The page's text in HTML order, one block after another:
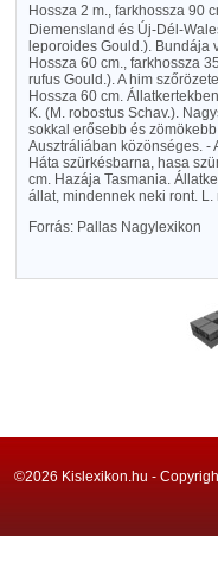
Hossza 2 m., farkhossza 90
Diemensland és Új-Dél-
leporoides Gould.). Bundája
Hossza 60 cm., farkhossza
rufus Gould.). A him
Hossza 60 cm.
K. (M. robostus Schav.).
sokkal erősebb és
Ausztráliában közönséges. -
Háta szürkésbarna, hasa
cm. Hazája Tasmania.
állat, mindennek neki ront. L.
Forrás: Pallas Nagylexikon
©2026 Kislexikon.hu -